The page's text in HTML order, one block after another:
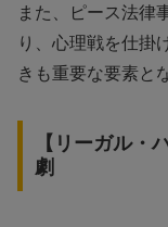
また、ピース法律
り、心理戦を仕掛
きも重要な要素と
【リーガル・
劇